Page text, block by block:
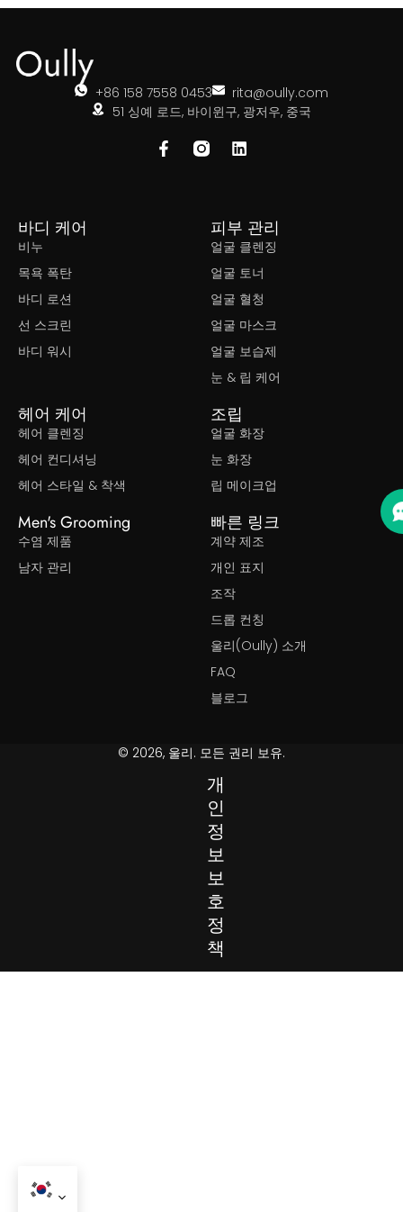
+86 158 7558 0453
rita@oully.com
51 싱예 로드, 바이윈구, 광저우, 중국
바디 케어
비누
목욕 폭탄
바디 로션
선 스크린
바디 워시
피부 관리
얼굴 클렌징
얼굴 토너
얼굴 혈청
얼굴 마스크
얼굴 보습제
눈 & 립 케어
헤어 케어
헤어 클렌징
헤어 컨디셔닝
헤어 스타일 & 착색
조립
얼굴 화장
눈 화장
립 메이크업
Men's Grooming
수염 제품
남자 관리
빠른 링크
계약 제조
개인 표지
조작
드롭 컨칭
울리(Oully) 소개
FAQ
블로그
© 2026, 울리. 모든 권리 보유.
개
인
정
보
보
호
정
책